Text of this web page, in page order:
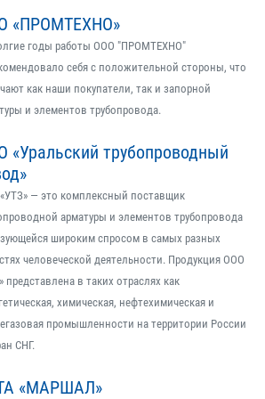
«ПРОМТЕХНО»
годы работы ООО "ПРОМТЕХНО"
себя с положительной стороны, что
как наши покупатели, так и запорной
и элементов трубопровода.
«Уральский трубопроводный
— это комплексный поставщик
арматуры и элементов трубопровода
широким спросом в самых разных
человеческой деятельности. Продукция ООО
представлена в таких отраслях как
химическая, нефтехимическая и
промышленности на территории России
СНГ.
«МАРШАЛ»